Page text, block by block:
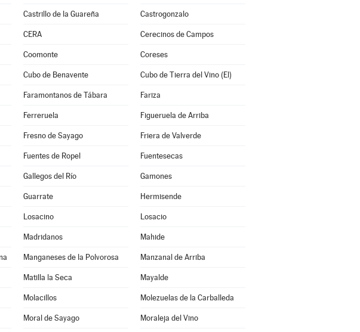
Castrillo de la Guareña Castrogonzalo
CERA Cerecinos de Campos
Coomonte Coreses
Cubo de Benavente Cubo de Tierra del Vino (El)
Faramontanos de Tábara Fariza
Ferreruela Figueruela de Arriba
Fresno de Sayago Friera de Valverde
Fuentes de Ropel Fuentesecas
Gallegos del Río Gamones
Guarrate Hermisende
Losacino Losacio
Madridanos Mahide
Manganeses de la Polvorosa Manzanal de Arriba
Matilla la Seca Mayalde
Molacillos Molezuelas de la Carballeda
Moral de Sayago Moraleja del Vino